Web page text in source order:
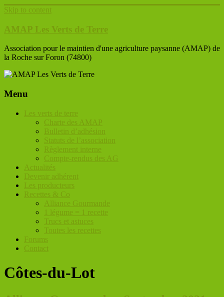
Skip to content
AMAP Les Verts de Terre
Association pour le maintien d'une agriculture paysanne (AMAP) de
la Roche sur Foron (74800)
Menu
Les verts de terre
Charte des AMAP
Bulletin d’adhésion
Statuts de l’association
Règlement interne
Compte-rendus des AG
Actualités
Devenir adhérent
Les producteurs
Recettes & Co
Alliance Gourmande
1 légume = 1 recette
Trucs et astuces
Toutes les recettes
Forums
Contact
Côtes-du-Lot